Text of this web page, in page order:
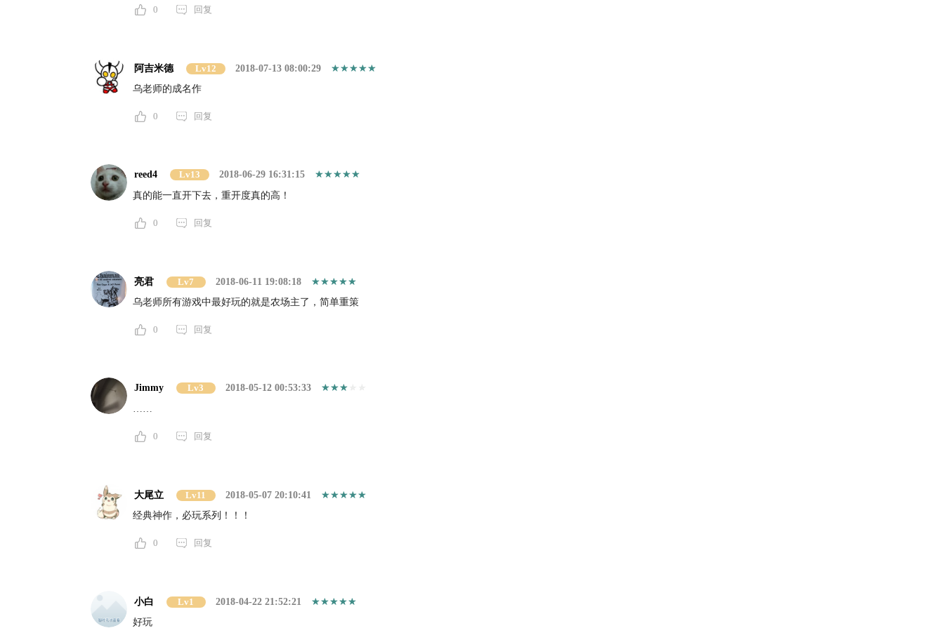
0 回复
阿吉米德 Lv12
2018-07-13 08:00:29
乌老师的成名作
0 回复
reed4 Lv13
2018-06-29 16:31:15
真的能一直开下去，重开度真的高！
0 回复
亮君 Lv7
2018-06-11 19:08:18
乌老师所有游戏中最好玩的就是农场主了，简单重策
0 回复
Jimmy Lv3
2018-05-12 00:53:33
0 回复
大尾立 Lv11
2018-05-07 20:10:41
经典神作，必玩系列！！！
0 回复
小白 Lv1
2018-04-22 21:52:21
好玩